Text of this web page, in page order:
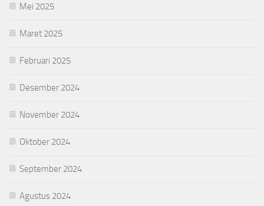
Mei 2025
Maret 2025
Februari 2025
Desember 2024
November 2024
Oktober 2024
September 2024
Agustus 2024